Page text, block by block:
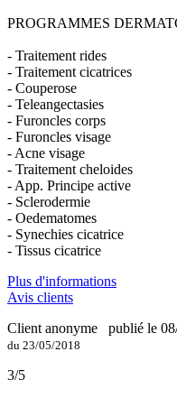
PROGRAMMES
- Traitement rides
- Traitement cicatrices
- Couperose
- Teleangectasies
- Furoncles corps
- Furoncles visage
- Acne visage
- Traitement cheloides
- App. Principe active
- Sclerodermie
- Oedematomes
- Synechies cicatrice
- Tissus cicatrice
Plus d'informations
Avis clients
Client anonyme
publié le
du 23/05/2018
3/5